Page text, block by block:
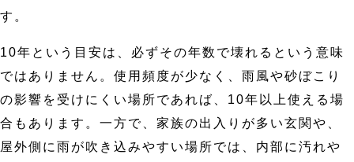
す。
10年という目安は、必ずその年数で壊れるという意味
ではありません。使用頻度が少なく、雨風や砂ぼこり
の影響を受けにくい場所であれば、10年以上使える場
合もあります。一方で、家族の出入りが多い玄関や、
屋外側に雨が吹き込みやすい場所では、内部に汚れや